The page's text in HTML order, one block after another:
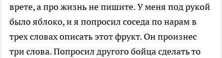
врете, а про жизнь не пишите. У меня под рукой
было яблоко, и я попросил соседа по нарам в
трех словах описать этот фрукт. Он произнес
три слова. Попросил другого бойца сделать то